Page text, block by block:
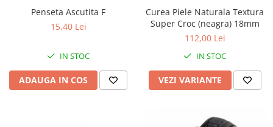
Penseta Ascutita F
15,40 Lei
IN STOC
ADAUGA IN COS
Curea Piele Naturala Textura
Super Croc (neagra) 18mm
112,00 Lei
IN STOC
VEZI VARIANTE